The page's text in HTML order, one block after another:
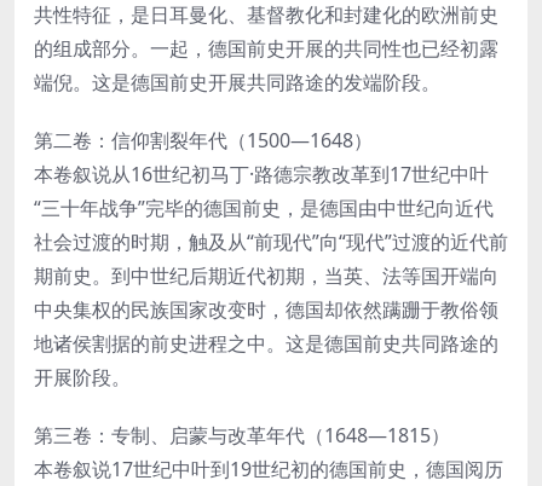
共性特征，是日耳曼化、基督教化和封建化的欧洲前史
的组成部分。一起，德国前史开展的共同性也已经初露
端倪。这是德国前史开展共同路途的发端阶段。
第二卷：信仰割裂年代（1500—1648）
本卷叙说从16世纪初马丁·路德宗教改革到17世纪中叶
“三十年战争”完毕的德国前史，是德国由中世纪向近代
社会过渡的时期，触及从“前现代”向“现代”过渡的近代前
期前史。到中世纪后期近代初期，当英、法等国开端向
中央集权的民族国家改变时，德国却依然蹒跚于教俗领
地诸侯割据的前史进程之中。这是德国前史共同路途的
开展阶段。
第三卷：专制、启蒙与改革年代（1648—1815）
本卷叙说17世纪中叶到19世纪初的德国前史，德国阅历